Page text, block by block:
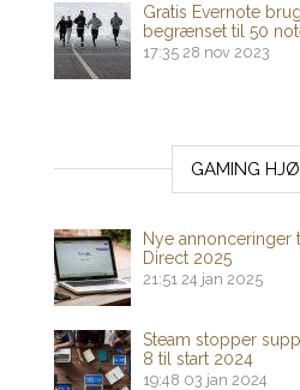
Gratis Evernote
begrænset til 50
17:35 28 nov 2023
GAMING
Nye
Direct 2025
21:51 24 jan 2025
Steam stopper
8 til start 2024
19:48 03 jan 2024